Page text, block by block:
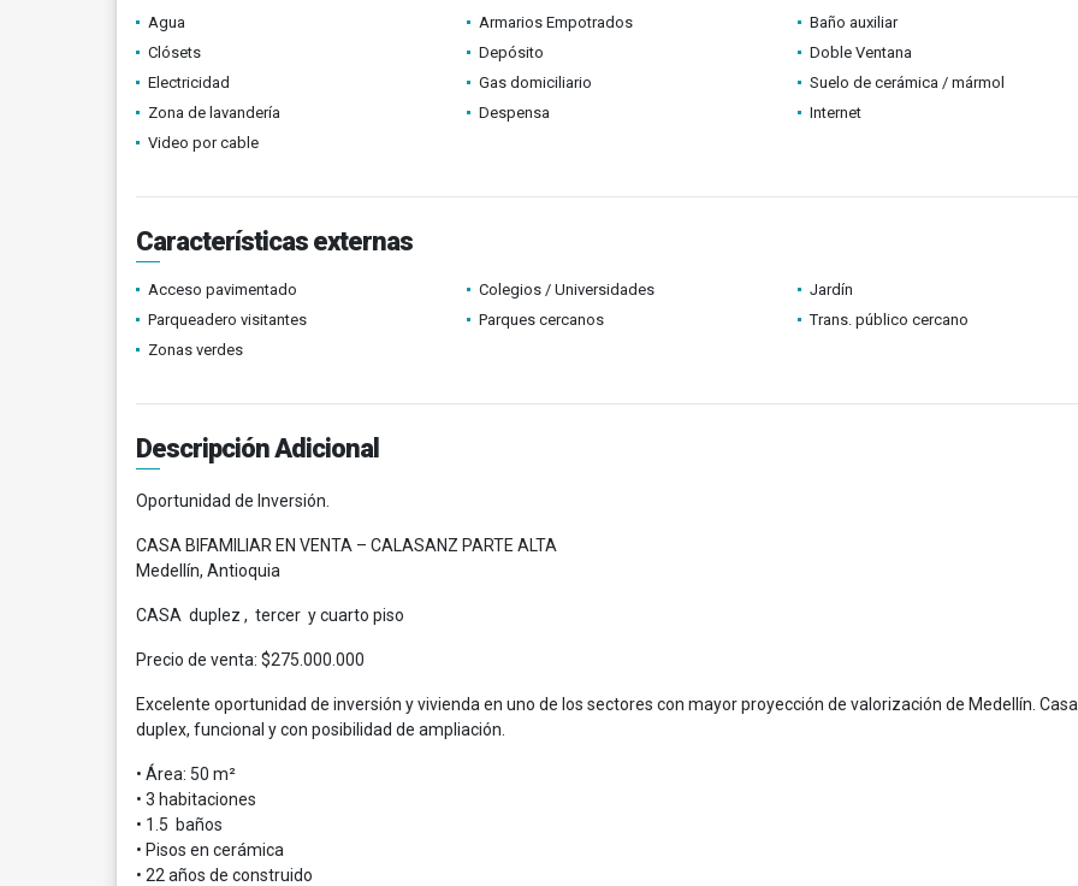
Agua Armarios Empotrados
Baño auxiliar
Clósets
Depósito
Doble Ventana
Electricidad
Gas domiciliario
Suelo de cerámica / mármol
Zona de lavandería
Despensa
Internet
Video por cable
Características externas
Acceso pavimentado Colegios / Universidades
Jardín
Parqueadero visitantes
Parques cercanos
Trans. público cercano
Zonas verdes
Descripción Adicional
Oportunidad de Inversión.
CASA BIFAMILIAR EN VENTA – CALASANZ PARTE ALTA
Medellín, Antioquia
CASA duplez , tercer y cuarto piso
Precio de venta: $275.000.000
Excelente oportunidad de inversión y vivienda en uno de los sectores con mayor proyección de valorización de Medellín. Casa
duplex, funcional y con posibilidad de ampliación.
• Área: 50 m²
• 3 habitaciones
• 1.5 baños
• Pisos en cerámica
• 22 años de construido